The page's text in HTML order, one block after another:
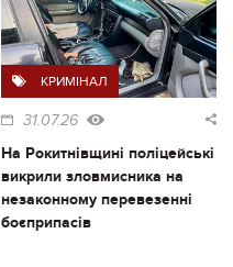
КРИМІНАЛ
31.07.26
На Рокитнівщині поліцейські
викрили зловмисника на
незаконному перевезенні
боєприпасів